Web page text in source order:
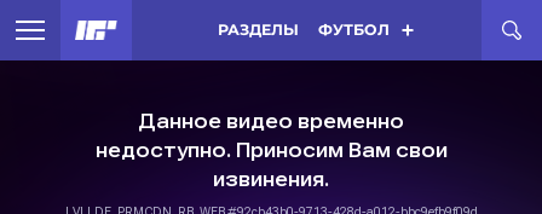
РАЗДЕЛЫ ФУТБОЛ